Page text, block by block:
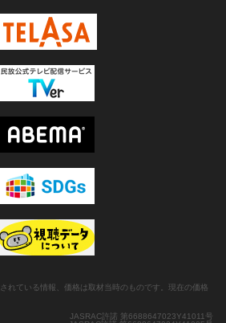
れている情報、価格は取材当時のものです。現在の価格
JASRAC許諾 第6688647023Y41011号